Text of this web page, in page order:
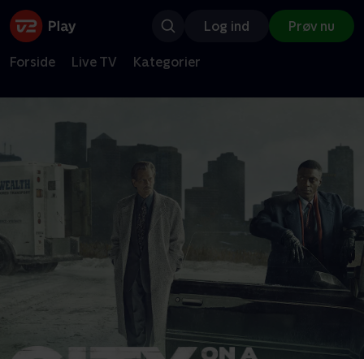
Log ind Prøv nu
Forside Live TV Kategorier